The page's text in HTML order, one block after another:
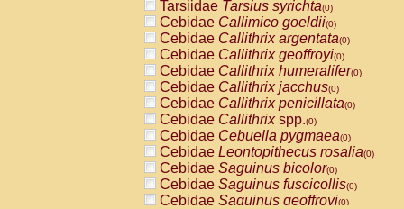
Tarsiidae Tarsius syrichta(0)
Cebidae Callimico goeldii(0)
Cebidae Callithrix argentata(0)
Cebidae Callithrix geoffroyi(0)
Cebidae Callithrix humeralifer(0)
Cebidae Callithrix jacchus(0)
Cebidae Callithrix penicillata(0)
Cebidae Callithrixspp.(0)
Cebidae Cebuella pygmaea(0)
Cebidae Leontopithecus rosalia(0)
Cebidae Saguinus bicolor(0)
Cebidae Saguinus fuscicollis(0)
Cebidae Saguinus geoffroyi(0)